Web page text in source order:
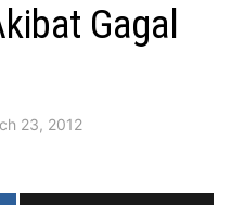
Gagal
23, 2012